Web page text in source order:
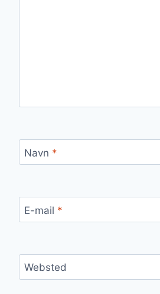
Navn *
E-mail *
Websted